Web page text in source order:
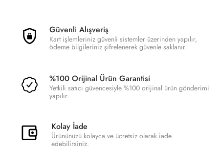
Güvenli Alışveriş
Kart işlemleriniz güvenli sistemler üzerinden yapılır,
ödeme bilgileriniz şifrelenerek güvenle saklanır.
%100 Orijinal Ürün Garantisi
Yetkili satıcı güvencesiyle %100 orijinal ürün gönderimi
yapılır.
Kolay İade
Ürününüzü kolayca ve ücretsiz olarak iade
edebilirsiniz.